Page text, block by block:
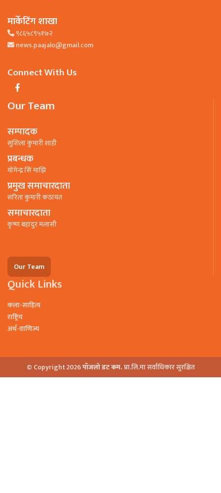
मार्केटिंग शाखा
९८६५८९५१७२
news.paajalo@gmail.com
Connect With Us
Our Team
सम्पादक
सुशिला कुमारी शाही
प्रबन्धक
याेगेन्द्र सिं माझि
प्रमुख समाचारदाता
सरिता कुमारी कठायत
समाचारदाता
कृष्ण बहादुर मलासी
Our Team
Quick Links
कला-साहित्य
राष्ट्रिय
अर्थ-वाणिज्य
© Copyright 2026पाँजलो डट कम.प्रा.लि.मा सर्वाधिकार सुरक्षित